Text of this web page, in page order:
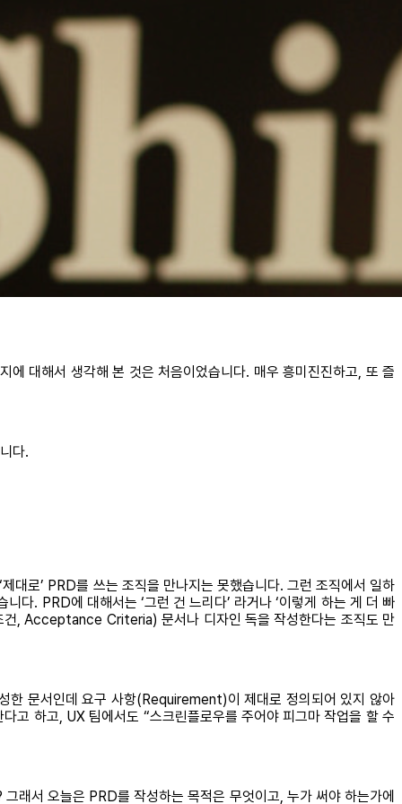
대해서 생각해 본 것은 처음이었습니다. 매우 흥미진진하고, 또 즐
다.
대로’ PRD를 쓰는 조직을 만나지는 못했습니다. 그런 조직에서 일하
다. PRD에 대해서는 ‘그런 건 느리다’ 라거나 ‘이렇게 하는 게 더 빠
건, Acceptance Criteria) 문서나 디자인 독을 작성한다는 조직도 만
한 문서인데 요구 사항(Requirement)이 제대로 정의되어 있지 않아
고 하고, UX 팀에서도 “스크린플로우를 주어야 피그마 작업을 할 수
래서 오늘은 PRD를 작성하는 목적은 무엇이고, 누가 써야 하는가에